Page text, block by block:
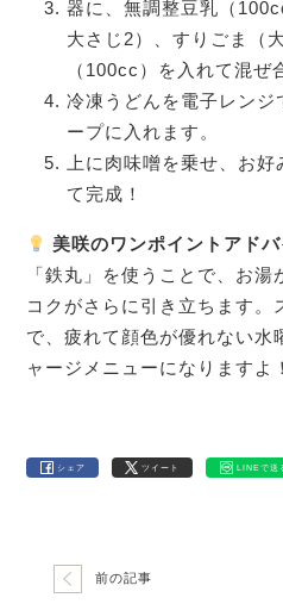
器に、無調整豆乳（
大さじ2）、すりごま（
（100cc）を入れて混ぜ
冷凍うどんを電子レンジ
ープに入れます。
上に肉味噌を乗せ、お
て完成！
美咲のワンポイントアドバ
「鉄丸」を使うことで、お
コクがさらに引き立ちます。
で、疲れて顔色が優れない水
ャージメニューになりますよ！
シェア ツイート LINEで送
前の記事